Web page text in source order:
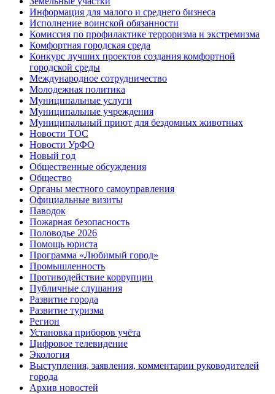
Информация для малого и среднего бизнеса
Исполнение воинской обязанности
Комиссия по профилактике терроризма и экстремизма
Комфортная городская среда
Конкурс лучших проектов создания комфортной
городской среды
Международное сотрудничество
Молодежная политика
Муниципальные услуги
Муниципальные учреждения
Муниципальный приют для бездомных животных
Новости ТОС
Новости УрФО
Новый год
Общественные обсуждения
Общество
Органы местного самоуправления
Официальные визиты
Паводок
Пожарная безопасность
Половодье 2026
Помощь юриста
Программа «Любимый город»
Промышленность
Противодействие коррупции
Публичные слушания
Развитие города
Развитие туризма
Регион
Установка приборов учёта
Цифровое телевидение
Экология
Выступления, заявления, комментарии руководителей
города
Архив новостей